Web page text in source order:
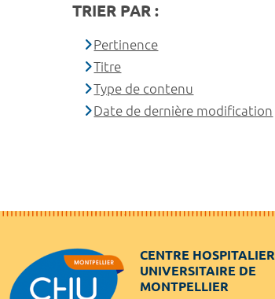
TRIER PAR :
Pertinence
Titre
Type de contenu
Date de dernière modification
CENTRE HOSPITALIER
UNIVERSITAIRE DE
MONTPELLIER